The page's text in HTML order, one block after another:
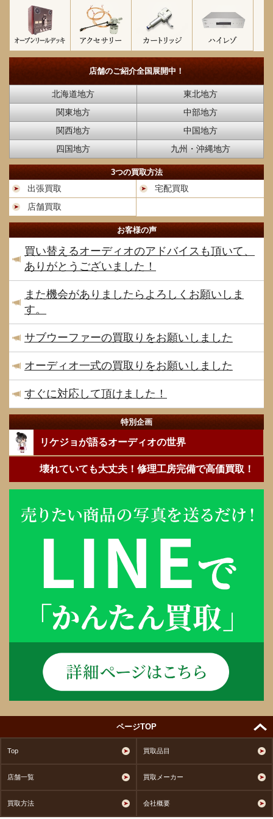
店舗のご紹介全国展開中！
北海道地方
東北地方
関東地方
中部地方
関西地方
中国地方
四国地方
九州・沖縄地方
3つの買取方法
出張買取
宅配買取
店舗買取
お客様の声
買い替えるオーディオのアドバイスも頂いて、
ありがとうございました！
また機会がありましたらよろしくお願いしま
す。
サブウーファーの買取りをお願いしました
オーディオ一式の買取りをお願いしました
すぐに対応して頂けました！
特別企画
リケジョが語るオーディオの世界
壊れていても大丈夫！修理工房完備で高価買取！
ページTOP
Top 買取品目
店舗一覧 買取メーカー
買取方法 会社概要